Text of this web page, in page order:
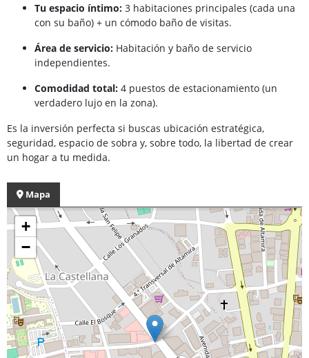
Tu espacio íntimo: 3 habitaciones principales (cada una
con su baño) + un cómodo baño de visitas.
Área de servicio: Habitación y baño de servicio
independientes.
Comodidad total: 4 puestos de estacionamiento (un
verdadero lujo en la zona).
Es la inversión perfecta si buscas ubicación estratégica,
seguridad, espacio de sobra y, sobre todo, la libertad de crear
un hogar a tu medida.
Mapa
+
−